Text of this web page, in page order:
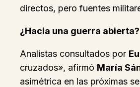
directos, pero fuentes
¿Hacia una guerra abierta?
Analistas consultados por
cruzados», afirmó María
asimétrica en las próximas